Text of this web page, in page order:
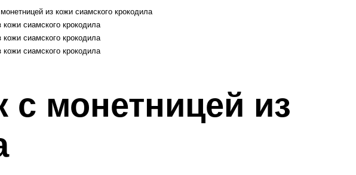
монетницей из